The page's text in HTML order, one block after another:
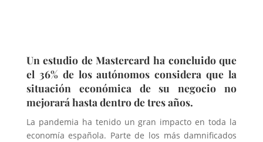
Un estudio de Mastercard ha concluido que
el 36% de los autónomos considera que la
situación económica de su negocio no
mejorará hasta dentro de tres años.
La pandemia ha tenido un gran impacto en toda la
economía española. Parte de los más damnificados